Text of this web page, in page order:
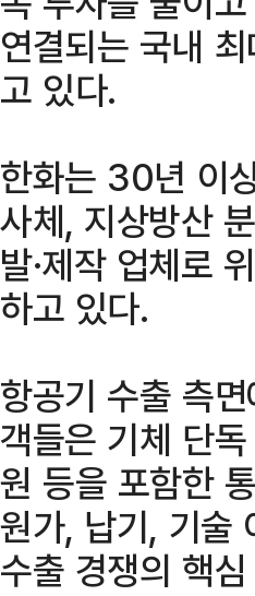
연결되는 국내
고 있다.
한화는 30년 이
사체, 지상방산
발·제작 업체로
하고 있다.
항공기 수출 측
객들은 기체 단
원 등을 포함한
원가, 납기, 기술
수출 경쟁의 핵